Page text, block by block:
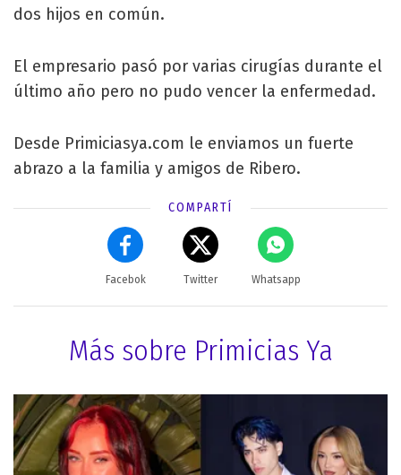
dos hijos en común.
El empresario pasó por varias cirugías durante el
último año pero no pudo vencer la enfermedad.
Desde Primiciasya.com le enviamos un fuerte
abrazo a la familia y amigos de Ribero.
COMPARTÍ
Facebok Twitter Whatsapp
Más sobre Primicias Ya